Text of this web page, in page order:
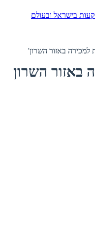
בישראל ובעולם
למכירה באזור השרון'
באזור השרון